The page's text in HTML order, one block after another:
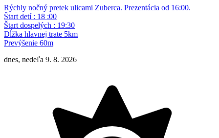
Rýchly nočný pretek ulicami Zuberca. Prezentácia od 16:00.
Štart detí : 18 :00
Štart dospelých : 19:30
Dĺžka hlavnej trate 5km
Prevýšenie 60m
dnes, nedeľa 9. 8. 2026